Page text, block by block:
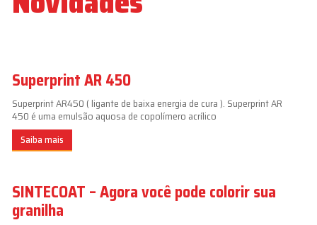
Superprint AR 450
Superprint AR450 ( ligante de baixa energia de cura ). Superprint AR
450 é uma emulsão aquosa de copolímero acrílico
Saiba mais
SINTECOAT – Agora você pode colorir sua
granilha